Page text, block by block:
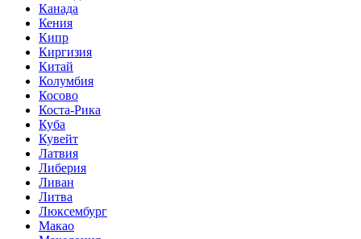
Канада
Кения
Кипр
Киргизия
Китай
Колумбия
Косово
Коста-Рика
Куба
Кувейт
Латвия
Либерия
Ливан
Литва
Люксембург
Макао